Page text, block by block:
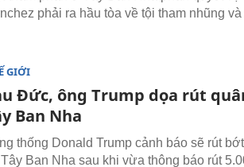
phải ra hầu tòa về tội tham nhũng
GIỚI
Đức, ông Trump dọa rút
Ban Nha
thống Donald Trump cảnh báo sẽ rút
Ban Nha sau khi vừa thông báo rút